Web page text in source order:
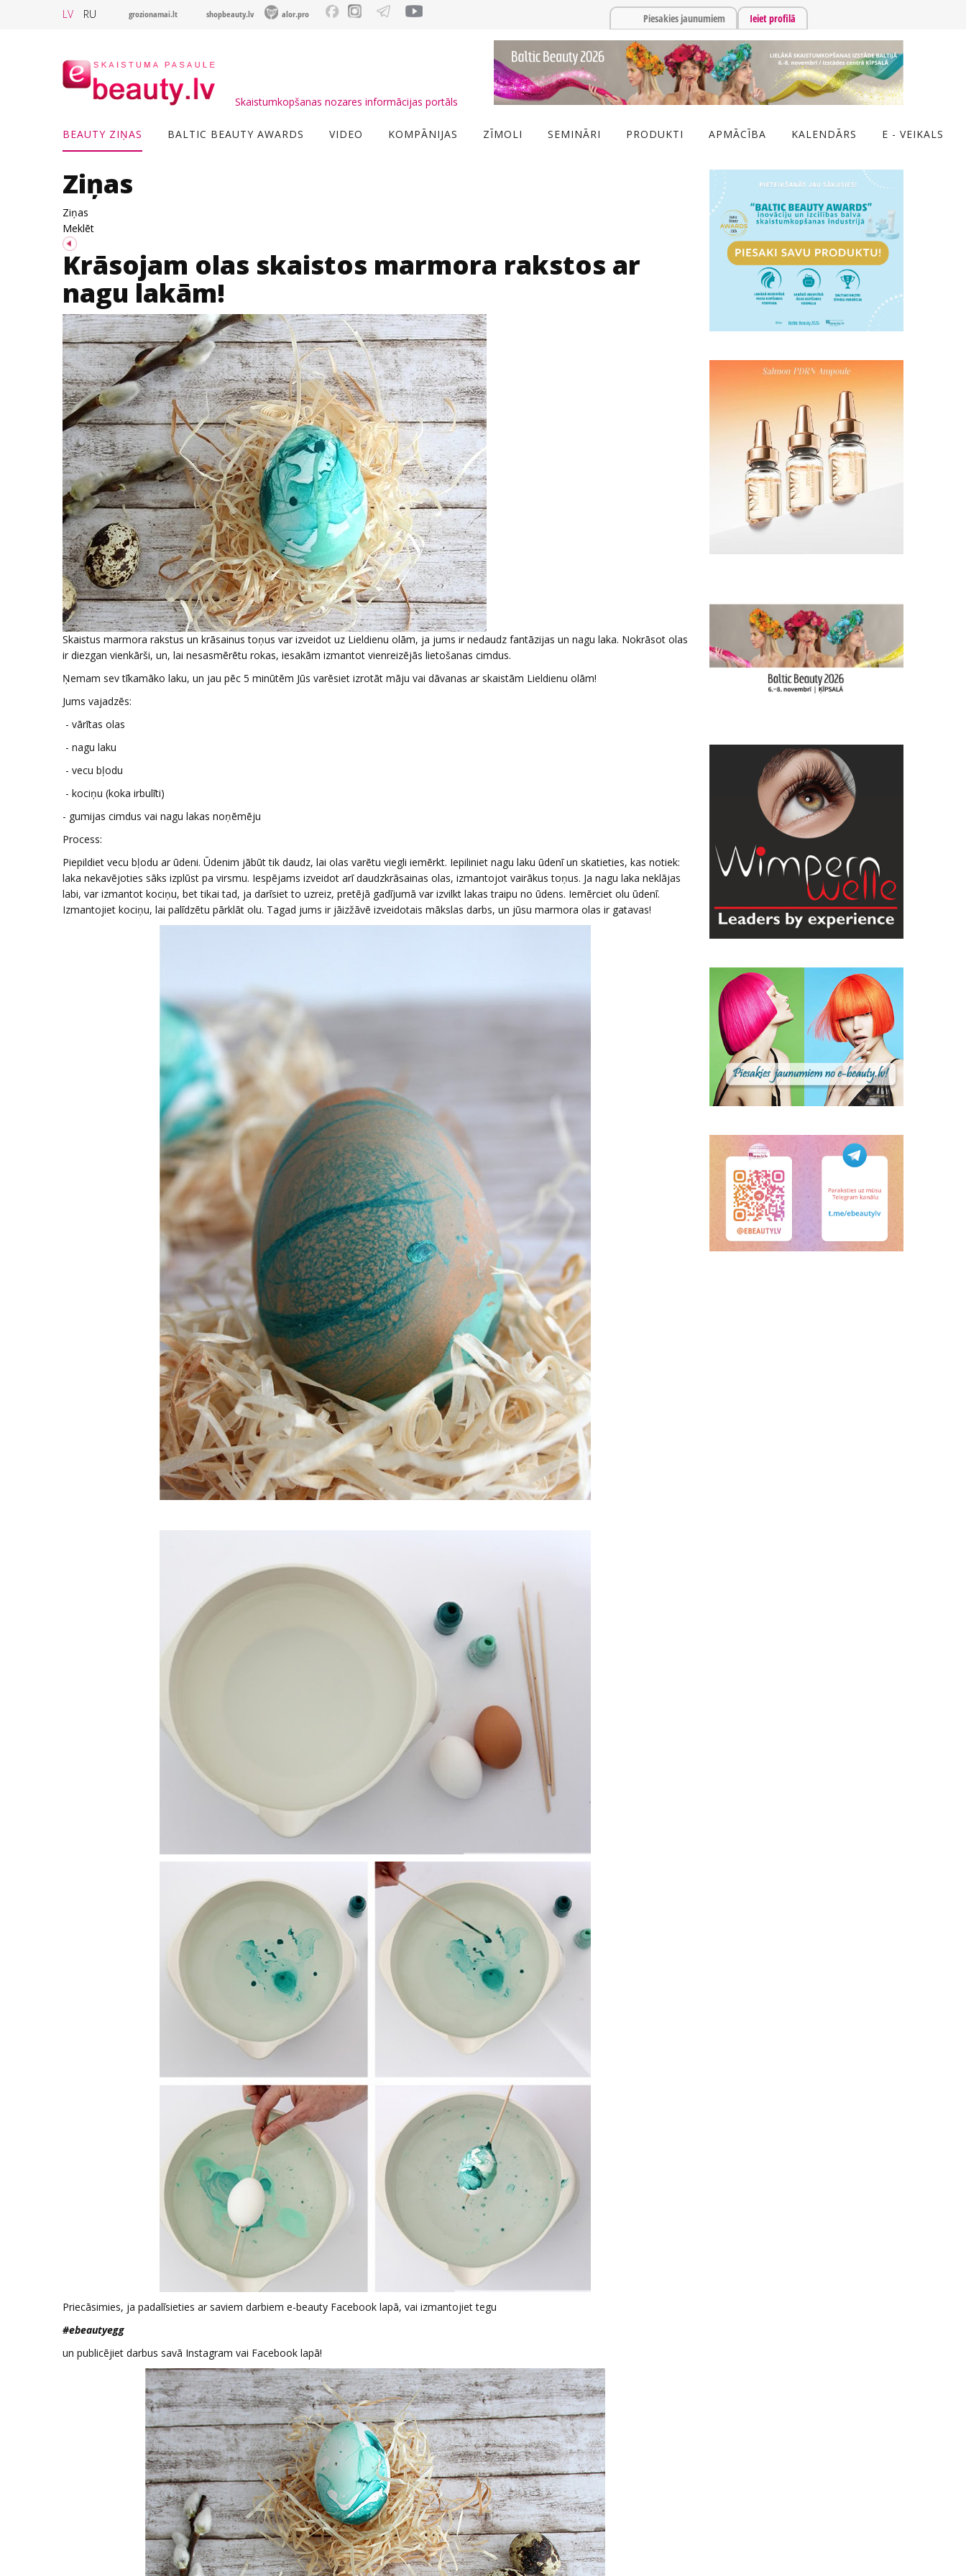
LV RU grozionamai.lt shopbeauty.lv alor.pro Piesakies jaunumiem Ieiet profilā
Skaistumkopšanas nozares informācijas portāls
BEAUTY ZIŅAS BALTIC BEAUTY AWARDS VIDEO KOMPĀNIJAS ZĪMOLI SEMINĀRI PRODUKTI APMĀCĪBA KALENDĀRS E - VEIKALS
Ziņas
Ziņas
Meklēt
Krāsojam olas skaistos marmora rakstos ar
nagu lakām!
Skaistus marmora rakstus un krāsainus toņus var izveidot uz Lieldienu olām, ja jums ir nedaudz fantāzijas un nagu laka. Nokrāsot olas
ir diezgan vienkārši, un, lai nesasmērētu rokas, iesakām izmantot vienreizējās lietošanas cimdus.
Ņemam sev tīkamāko laku, un jau pēc 5 minūtēm Jūs varēsiet izrotāt māju vai dāvanas ar skaistām Lieldienu olām!
Jums vajadzēs:
- vārītas olas
- nagu laku
- vecu bļodu
- kociņu (koka irbulīti)
- gumijas cimdus vai nagu lakas noņēmēju
Process:
Piepildiet vecu bļodu ar ūdeni. Ūdenim jābūt tik daudz, lai olas varētu viegli iemērkt. Iepiliniet nagu laku ūdenī un skatieties, kas notiek:
laka nekavējoties sāks izplūst pa virsmu. Iespējams izveidot arī daudzkrāsainas olas, izmantojot vairākus toņus. Ja nagu laka neklājas
labi, var izmantot kociņu, bet tikai tad, ja darīsiet to uzreiz, pretējā gadījumā var izvilkt lakas traipu no ūdens. Iemērciet olu ūdenī.
Izmantojiet kociņu, lai palīdzētu pārklāt olu. Tagad jums ir jāizžāvē izveidotais mākslas darbs, un jūsu marmora olas ir gatavas!
Priecāsimies, ja padalīsieties ar saviem darbiem e-beauty Facebook lapā, vai izmantojiet tegu
#ebeautyegg
un publicējiet darbus savā Instagram vai Facebook lapā!